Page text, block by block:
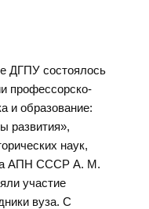
ДГПУ состоялось
профессорско-
и образование:
развития»,
наук,
АПН СССР А. М.
участие
вуза. С